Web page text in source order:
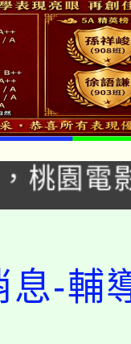
、30在
龍潭區
行報名
桃園電
動會8/
舉行。
收入戶
科技中
息-輔